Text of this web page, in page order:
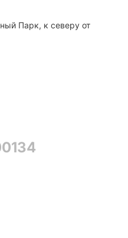
Парк, к северу от